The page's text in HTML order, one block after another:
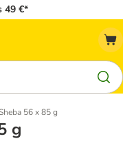
49 €*
56 x 85 g
g